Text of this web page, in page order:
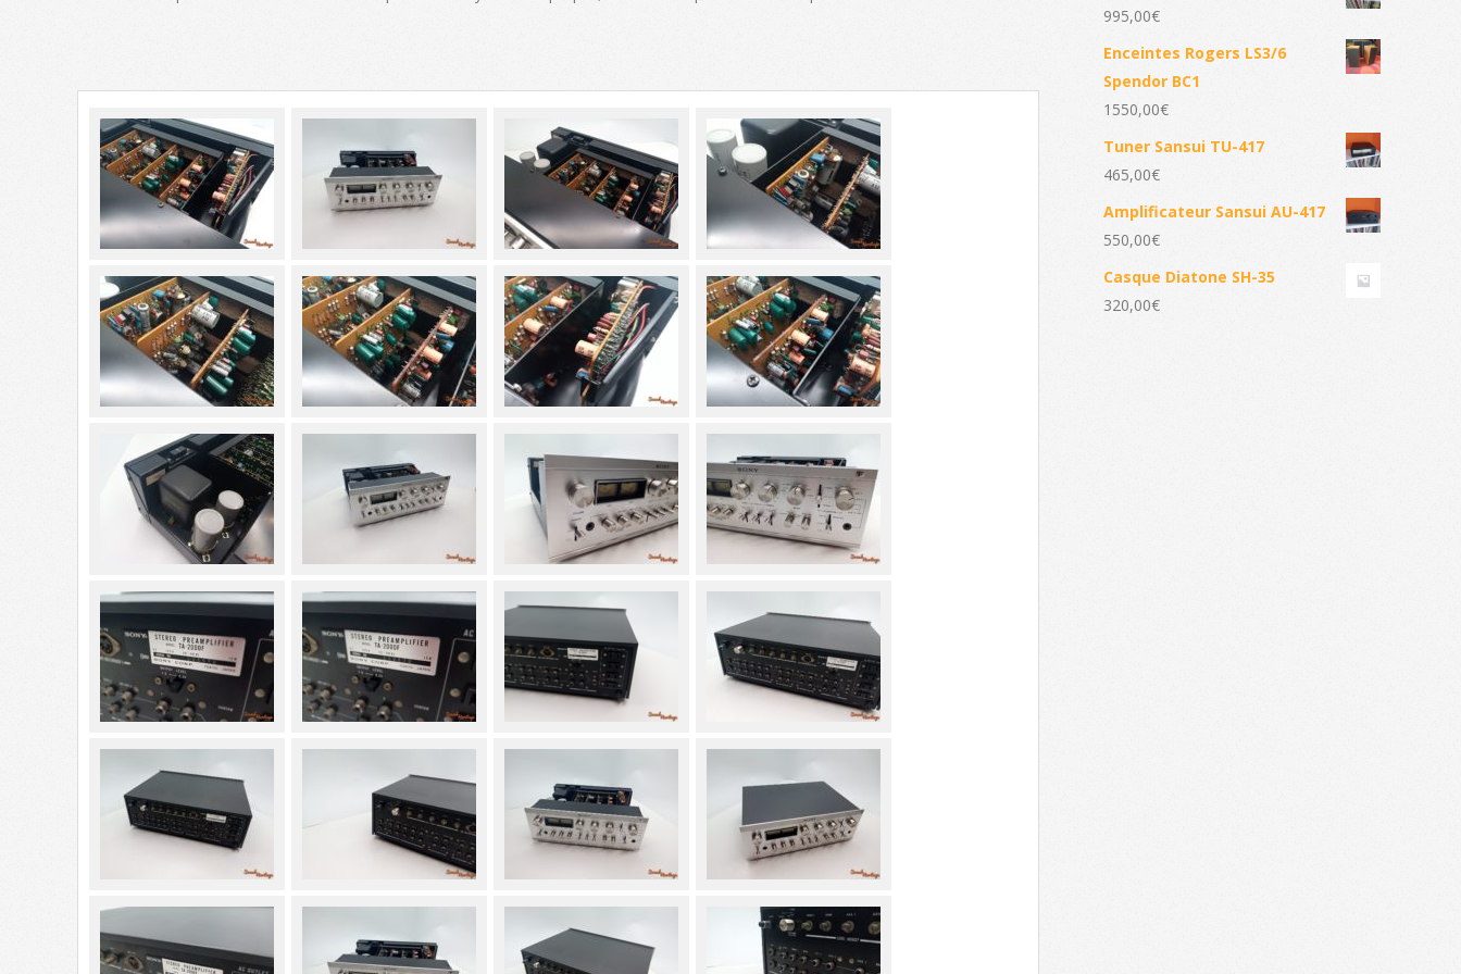
995,00€
Enceintes Rogers LS3/6
Spendor BC1
1550,00€
Tuner Sansui TU-417
465,00€
Amplificateur Sansui AU-417
550,00€
Casque Diatone SH-35
320,00€